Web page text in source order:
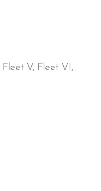
Fleet V, Fleet VI ,